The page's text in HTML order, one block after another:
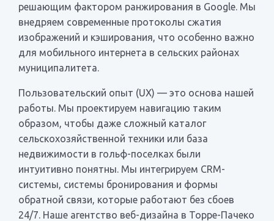
решающим фактором ранжирования в Google. Мы
внедряем современные протоколы сжатия
изображений и кэширования, что особенно важно
для мобильного интернета в сельских районах
муниципалитета.
Пользовательский опыт (UX) — это основа нашей
работы. Мы проектируем навигацию таким
образом, чтобы даже сложный каталог
сельскохозяйственной техники или база
недвижимости в гольф-поселках были
интуитивно понятны. Мы интегрируем CRM-
системы, системы бронирования и формы
обратной связи, которые работают без сбоев
24/7. Наше агентство веб-дизайна в Торре-Пачеко